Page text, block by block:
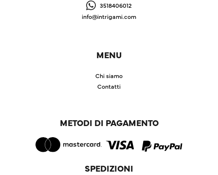
3518406012
info@intrigami.com
MENU
Chi siamo
Contatti
METODI DI PAGAMENTO
SPEDIZIONI